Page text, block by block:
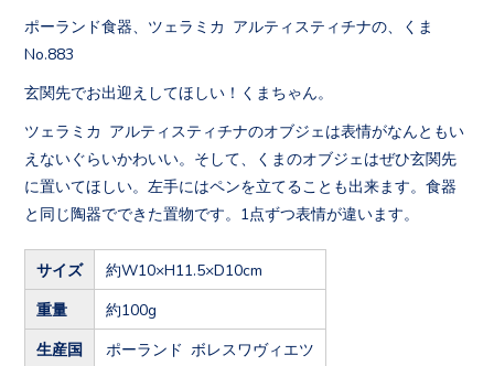
ポーランド食器、ツェラミカ アルティスティチナの、くま
No.883
玄関先でお出迎えしてほしい！くまちゃん。
ツェラミカ アルティスティチナのオブジェは表情がなんともい
えないぐらいかわいい。そして、くまのオブジェはぜひ玄関先
に置いてほしい。左手にはペンを立てることも出来ます。食器
と同じ陶器でできた置物です。1点ずつ表情が違います。
サイズ 約W10×H11.5×D10cm
重量 約100g
生産国 ポーランド ボレスワヴィエツ